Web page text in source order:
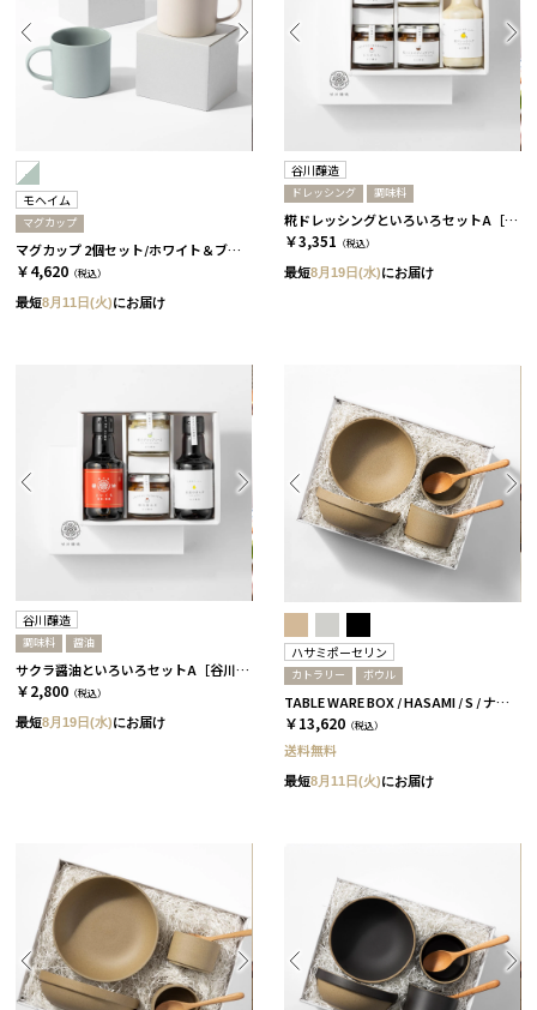
モヘイム
マグカップ
マグカップ 2個セット/ホワイト＆ブルー［モヘイム］
￥4,620 （税込）
最短8月11日(火)にお届け
谷川醸造
ドレッシング 調味料
糀ドレッシングといろいろセットA［谷川醸造］
￥3,351 （税込）
最短8月19日(水)にお届け
谷川醸造
調味料 醤油
サクラ醤油といろいろセットA［谷川醸造］
￥2,800 （税込）
最短8月19日(水)にお届け
ハサミポーセリン
カトラリー ボウル
TABLE WARE BOX / HASAMI / S / ナチュラル［ハサミポーセリン］
￥13,620 （税込）
送料無料
最短8月11日(火)にお届け